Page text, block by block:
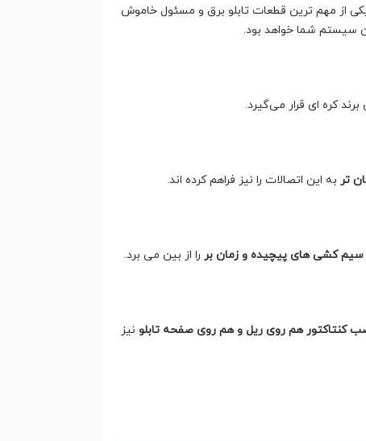
یکی از مهم ترین قطعات تابلو برق و مسئول خاموش
سیستم شما خواهد بود.
تربه این اتصالات را نیز فراهم کرده اند.
سیم کشی های پیچیده و زمان بررا از بین می برد.
کنتاکتور هم روی ریل و هم روی صفحه تابلونیز